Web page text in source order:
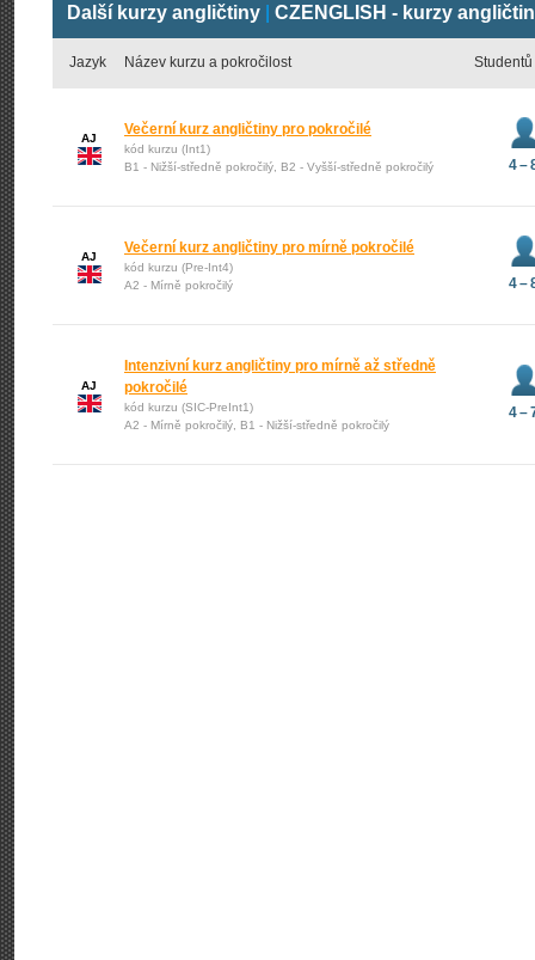
Další kurzy angličtiny CZENGLISH - kurzy
Jazyk Název kurzu a pokročilost Studentů
AJ
Večerní kurz angličtiny pro pokročilé
kód kurzu (Int1)
B1 - Nižší-středně pokročilý, B2 - Vyšší-středně pokročilý
4 –
AJ
Večerní kurz angličtiny pro mírně pokročilé
kód kurzu (Pre-Int4)
A2 - Mírně pokročilý
4 –
AJ
Intenzivní kurz angličtiny pro mírně až středně
pokročilé
kód kurzu (SIC-PreInt1)
A2 - Mírně pokročilý, B1 - Nižší-středně pokročilý
4 –